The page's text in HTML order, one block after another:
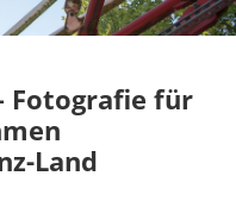
Fotografie für
Land